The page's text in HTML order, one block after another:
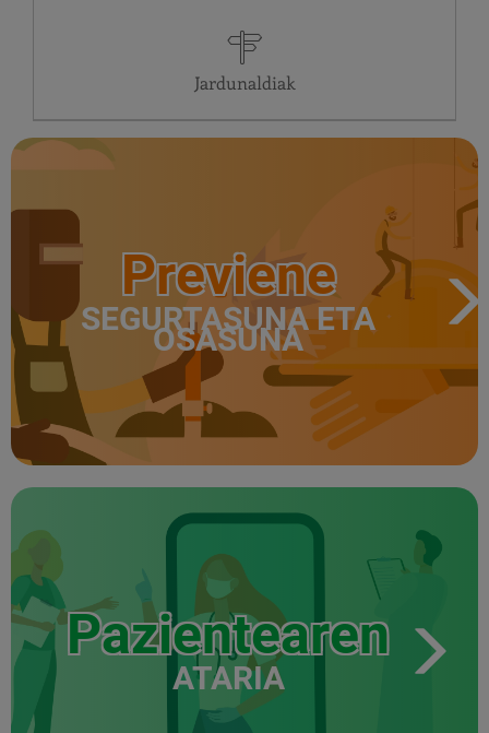
Jardunaldiak
Previene
SEGURTASUNA ETA
OSASUNA
Pazientearen
ATARIA